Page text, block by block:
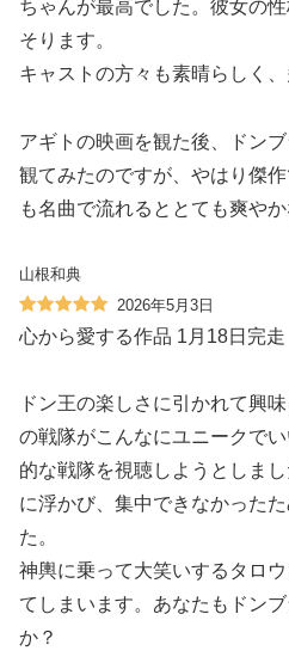
ちゃんが最高でした。彼女の
そります。
キャストの方々も素晴らしく
アギトの映画を観た後、ドン
観てみたのですが、やはり傑
も名曲で流れるととても爽や
山根和典
2026年5月3日
心から愛する作品 1月18日完走
ドン王の楽しさに引かれて興
の戦隊がこんなにユニークで
的な戦隊を視聴しようとしま
に浮かび、集中できなかった
た。
神輿に乗って大笑いするタロ
てしまいます。あなたもドン
か？